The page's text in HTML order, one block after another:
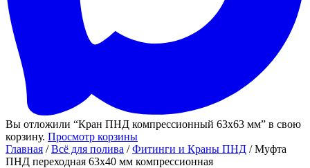
Вы отложили “Кран ПНД компрессионный 63х63 мм” в свою
корзину. Просмотр корзины
Главная /Всё для полива /Фитинги и Краны ПНД / Муфта
ПНД переходная 63х40 мм компрессионная